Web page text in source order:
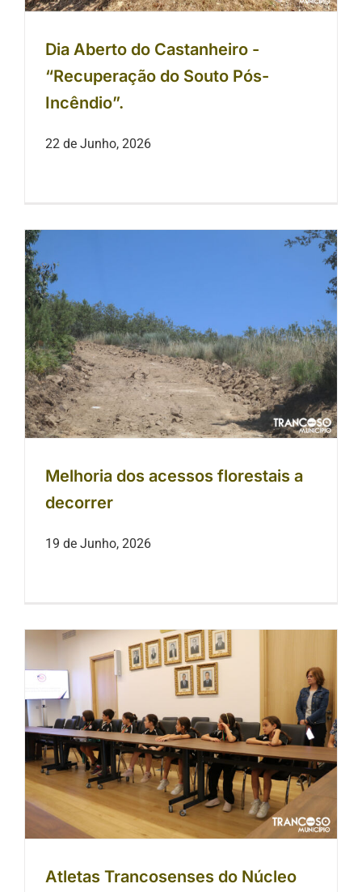
Dia Aberto do Castanheiro -
“Recuperação do Souto Pós-
Incêndio”.
22 de Junho, 2026
Melhoria dos acessos florestais a
decorrer
Melhoria dos acessos florestais a
decorrer
19 de Junho, 2026
Atletas Trancosenses do Núcleo de
Karaté Shukokai das Beiras
recebidos no Salão Nobre dos Paços
do Concelho
Atletas Trancosenses do Núcleo